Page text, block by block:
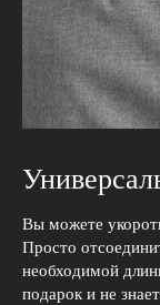
Вы можете
Просто
необходимой
подарок и не